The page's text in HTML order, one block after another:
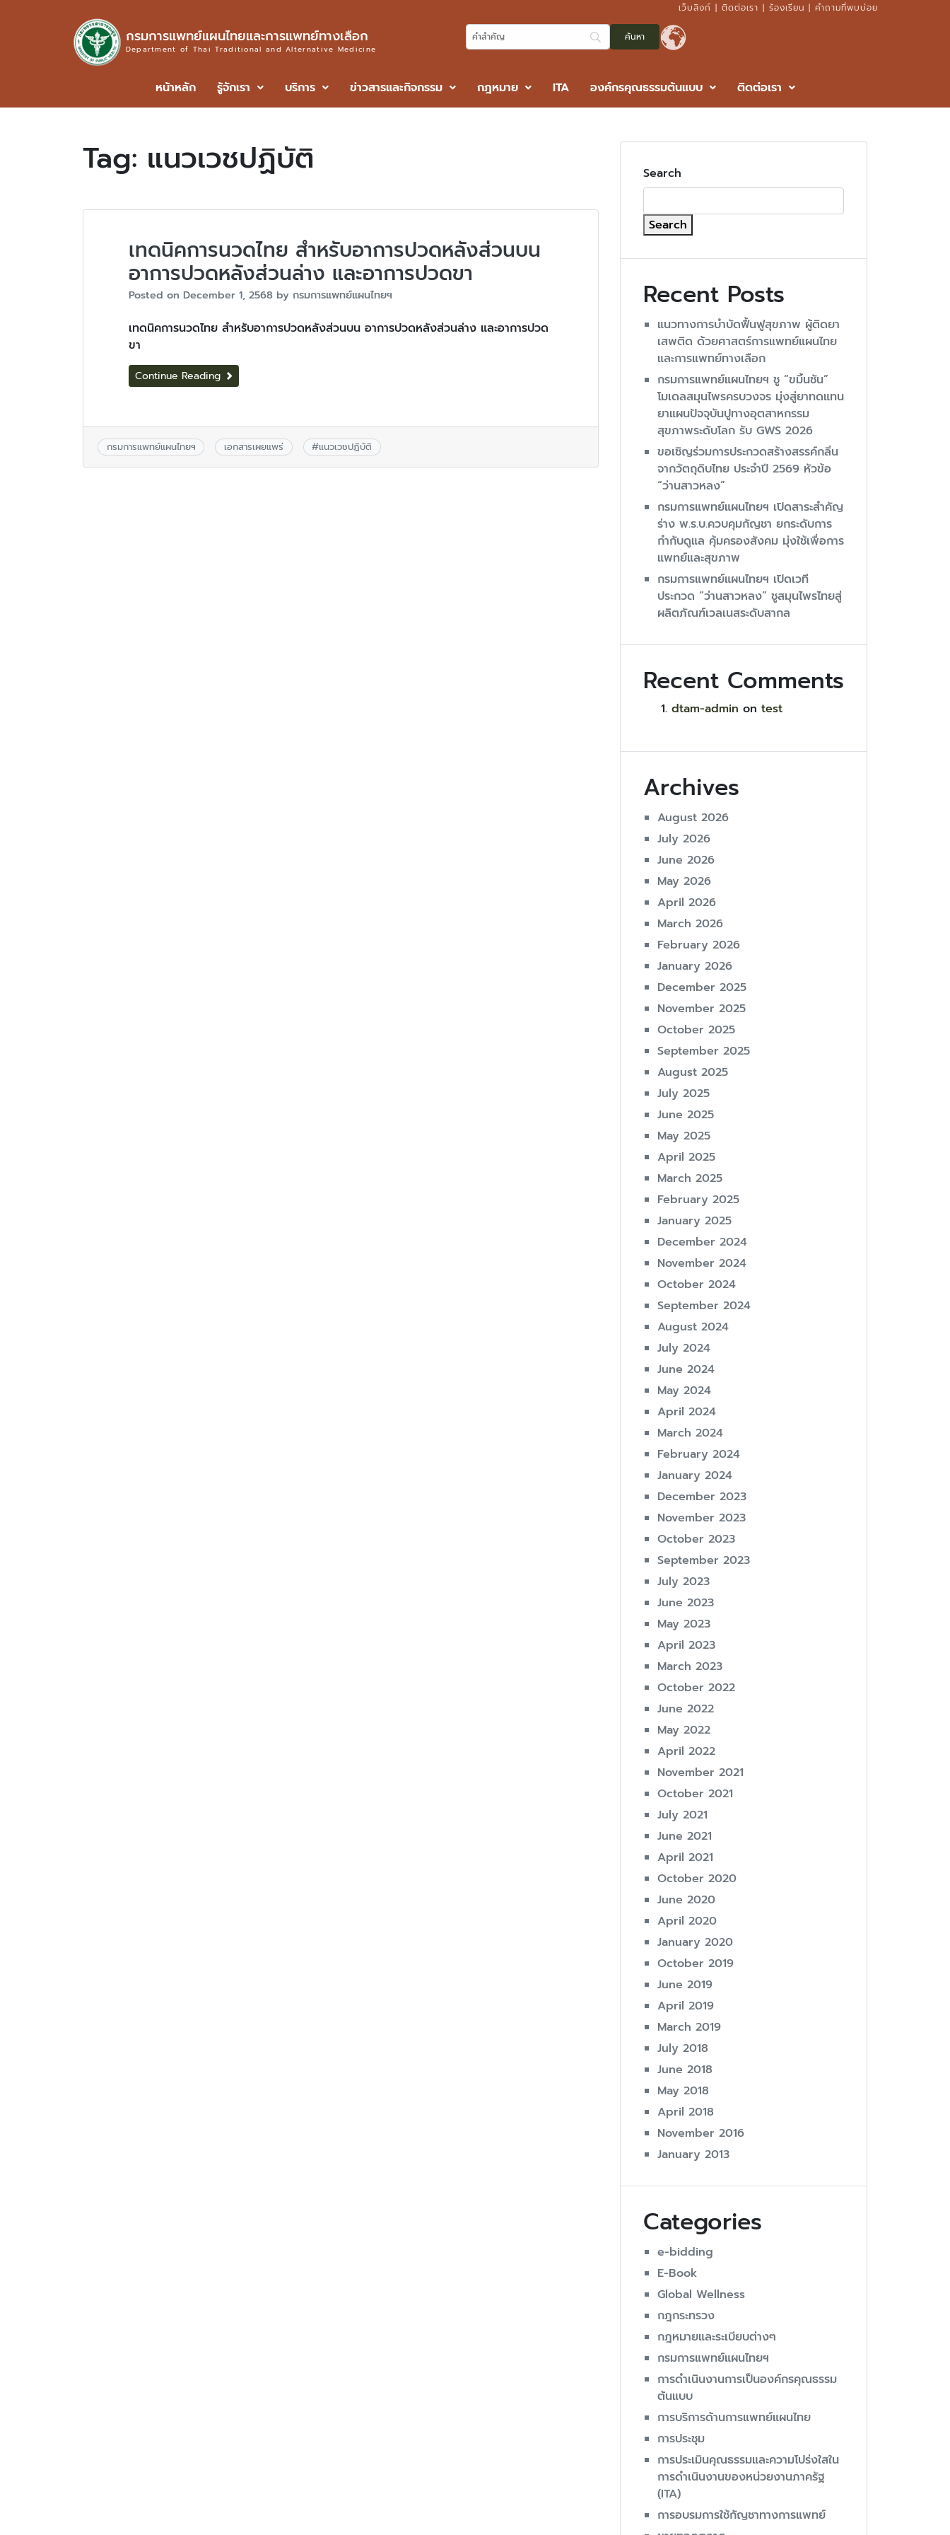
เว็บลิงก์ | ติดต่อเรา | ร้องเรียน | คำถามที่พบบ่อย
กรมการแพทย์แผนไทยและการแพทย์ทางเลือก
Department of Thai Traditional and Alternative Medicine
หน้าหลัก รู้จักเรา บริการ ข่าวสารและกิจกรรม กฎหมาย ITA องค์กรคุณธรรมต้นแบบ ติดต่อเรา
Tag: แนวเวชปฏิบัติ
เทดนิคการนวดไทย สำหรับอาการปวดหลังส่วนบน
อาการปวดหลังส่วนล่าง และอาการปวดขา
Posted on December 1, 2568 by กรมการแพทย์แผนไทยฯ
เทดนิคการนวดไทย สำหรับอาการปวดหลังส่วนบน อาการปวดหลังส่วนล่าง และอาการปวด
ขา
Continue Reading
กรมการแพทย์แผนไทยฯ เอกสารเผยแพร่ #แนวเวชปฏิบัติ
Search
Search
Recent Posts
แนวทางการบำบัดฟื้นฟูสุขภาพ ผู้ติดยา
เสพติด ด้วยศาสตร์การแพทย์แผนไทย
และการแพทย์ทางเลือก
กรมการแพทย์แผนไทยฯ ชู “ขมิ้นชัน”
โมเดลสมุนไพรครบวงจร มุ่งสู่ยาทดแทน
ยาแผนปัจจุบันปูทางอุตสาหกรรม
สุขภาพระดับโลก รับ GWS 2026
ขอเชิญร่วมการประกวดสร้างสรรค์กลิ่น
จากวัตถุดิบไทย ประจำปี 2569 หัวข้อ
“ว่านสาวหลง”
กรมการแพทย์แผนไทยฯ เปิดสาระสำคัญ
ร่าง พ.ร.บ.ควบคุมกัญชา ยกระดับการ
กำกับดูแล คุ้มครองสังคม มุ่งใช้เพื่อการ
แพทย์และสุขภาพ
กรมการแพทย์แผนไทยฯ เปิดเวที
ประกวด “ว่านสาวหลง” ชูสมุนไพรไทยสู่
ผลิตภัณฑ์เวลเนสระดับสากล
Recent Comments
dtam-admin on test
Archives
August 2026
July 2026
June 2026
May 2026
April 2026
March 2026
February 2026
January 2026
December 2025
November 2025
October 2025
September 2025
August 2025
July 2025
June 2025
May 2025
April 2025
March 2025
February 2025
January 2025
December 2024
November 2024
October 2024
September 2024
August 2024
July 2024
June 2024
May 2024
April 2024
March 2024
February 2024
January 2024
December 2023
November 2023
October 2023
September 2023
July 2023
June 2023
May 2023
April 2023
March 2023
October 2022
June 2022
May 2022
April 2022
November 2021
October 2021
July 2021
June 2021
April 2021
October 2020
June 2020
April 2020
January 2020
October 2019
June 2019
April 2019
March 2019
July 2018
June 2018
May 2018
April 2018
November 2016
January 2013
Categories
e-bidding
E-Book
Global Wellness
กฎกระทรวง
กฎหมายและระเบียบต่างๆ
กรมการแพทย์แผนไทยฯ
การดำเนินงานการเป็นองค์กรคุณธรรม
ต้นแบบ
การบริการด้านการแพทย์แผนไทย
การประชุม
การประเมินคุณธรรมและความโปร่งใสใน
การดำเนินงานของหน่วยงานภาครัฐ
(ITA)
การอบรมการใช้กัญชาทางการแพทย์